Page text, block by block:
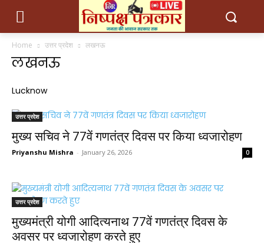
Home उत्तर प्रदेश लखनऊ
लखनऊ
Lucknow
उत्तर प्रदेश
मुख्य सचिव ने 77वें गणतंत्र दिवस पर किया ध्वजारोहण
Priyanshu Mishra - January 26, 2026 0
उत्तर प्रदेश
मुख्यमंत्री योगी आदित्यनाथ 77वें गणतंत्र दिवस के
अवसर पर ध्वजारोहण करते हुए